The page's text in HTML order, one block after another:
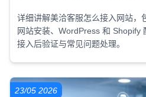
详细讲解美洽客服怎么接入网站，
网站安装、WordPress 和 Shopify
接入后验证与常见问题处理。
23/05 2026